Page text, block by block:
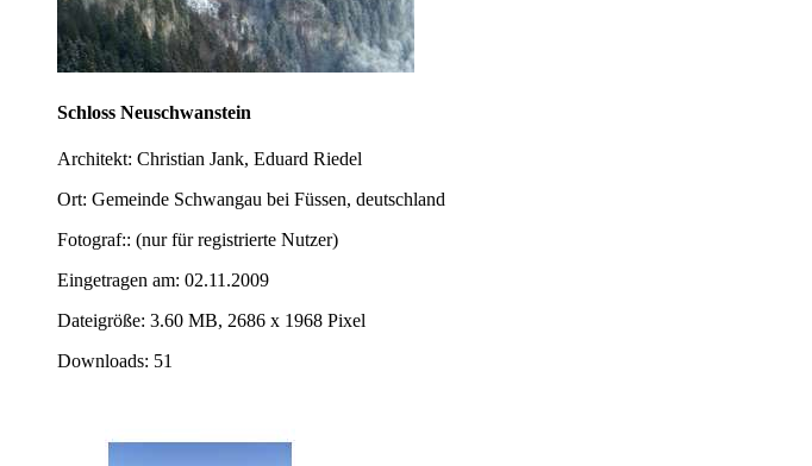
Schloss Neuschwanstein
Architekt: Christian Jank, Eduard Riedel
Ort: Gemeinde Schwangau bei Füssen, deutschland
Fotograf:: (nur für registrierte Nutzer)
Eingetragen am: 02.11.2009
Dateigröße: 3.60 MB, 2686 x 1968 Pixel
Downloads: 51